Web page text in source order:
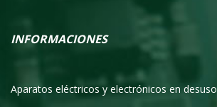
INFORMACIONES
Aparatos eléctricos y electrónicos en desuso